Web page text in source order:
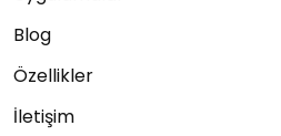
Blog
Özellikler
İletişim